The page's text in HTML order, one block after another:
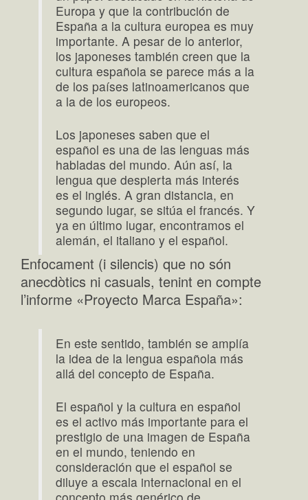
Europa y que la contribución de
España a la cultura europea es muy
importante. A pesar de lo anterior,
los japoneses también creen que la
cultura española se parece más a la
de los países latinoamericanos que
a la de los europeos.
Los japoneses saben que el
español es una de las lenguas más
habladas del mundo. Aún así, la
lengua que despierta más interés
es el inglés. A gran distancia, en
segundo lugar, se sitúa el francés. Y
ya en último lugar, encontramos el
alemán, el italiano y el español.
Enfocament (i silencis) que no són
anecdòtics ni casuals, tenint en compte
l’informe «Proyecto Marca España»:
En este sentido, también se amplía
la idea de la lengua española más
allá del concepto de España.
El español y la cultura en español
es el activo más importante para el
prestigio de una imagen de España
en el mundo, teniendo en
consideración que el español se
diluye a escala internacional en el